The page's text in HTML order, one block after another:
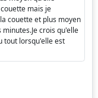
mais je
couette et plus moyen
crois qu'elle
tout lorsqu'elle est